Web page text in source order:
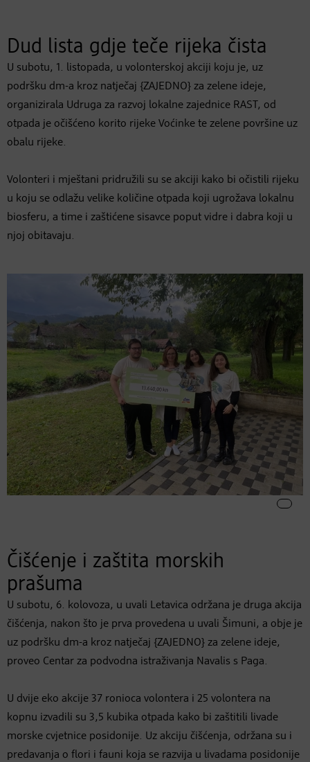
Dud lista gdje teče rijeka čista
U subotu, 1. listopada, u volonterskoj akciji koju je, uz
podršku dm-a kroz natječaj {ZAJEDNO} za zelene ideje,
organizirala Udruga za razvoj lokalne zajednice RAST, od
otpada je očišćeno korito rijeke Voćinke te zelene površine uz
obalu rijeke.
Volonteri i mještani pridružili su se akciji kako bi očistili rijeku
u koju se odlažu velike količine otpada koji ugrožava lokalnu
biosferu, a time i zaštićene sisavce poput vidre i dabra koji u
njoj obitavaju.
Čišćenje i zaštita morskih
prašuma
U subotu, 6. kolovoza, u uvali Letavica održana je druga akcija
čišćenja, nakon što je prva provedena u uvali Šimuni, a obje je
uz podršku dm-a kroz natječaj {ZAJEDNO} za zelene ideje,
proveo Centar za podvodna istraživanja Navalis s Paga.
U dvije eko akcije 37 ronioca volontera i 25 volontera na
kopnu izvadili su 3,5 kubika otpada kako bi zaštitili livade
morske cvjetnice posidonije. Uz akciju čišćenja, održana su i
predavanja o flori i fauni koja se razvija u livadama posidonije